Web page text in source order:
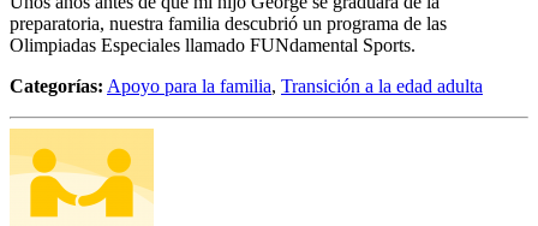
preparatoria, nuestra familia descubrió un programa de las
Olimpiadas Especiales llamado FUNdamental Sports.
Categorías: Apoyo para la familia, Transición a la edad adulta